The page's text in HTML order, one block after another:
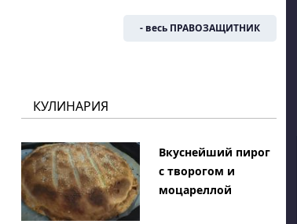
- весь ПРАВОЗАЩИТНИК
КУЛИНАРИЯ
Вкуснейший пирог
с творогом и
моцареллой